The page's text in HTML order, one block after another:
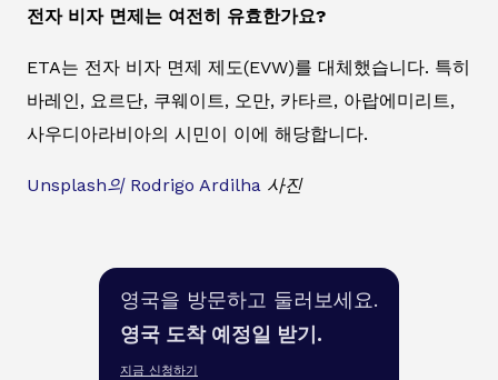
전자 비자 면제는 여전히 유효한가요?
ETA는 전자 비자 면제 제도(EVW)를 대체했습니다. 특히
바레인, 요르단, 쿠웨이트, 오만, 카타르, 아랍에미리트,
사우디아라비아의 시민이 이에 해당합니다.
Unsplash의 Rodrigo Ardilha 사진
영국을 방문하고 둘러보세요.
영국 도착 예정일 받기.
지금 신청하기